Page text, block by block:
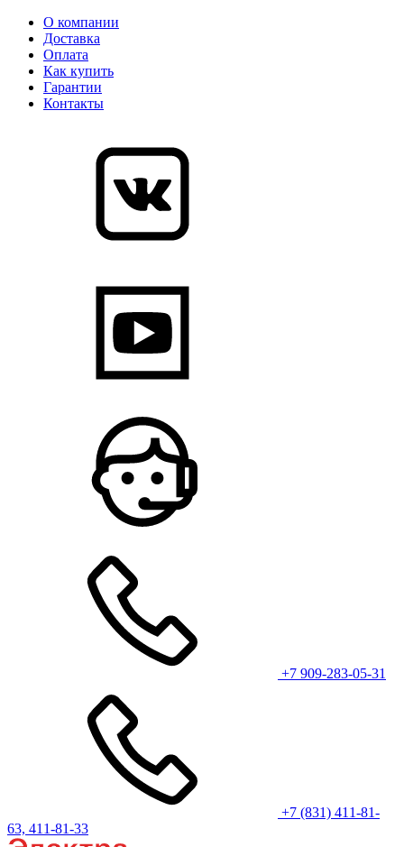
О компании
Доставка
Оплата
Как купить
Гарантии
Контакты
+7 909-283-05-31
+7 (831) 411-81-
63, 411-81-33